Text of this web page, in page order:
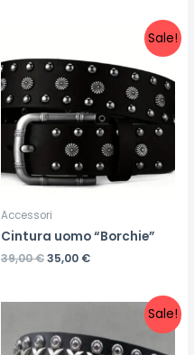
Sale!
Accessori
Cintura uomo “Borchie”
39,00€35,00 €
Sale!